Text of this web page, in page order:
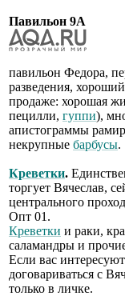
Павильон 9А
павильон Федора,
разведения,
продаже: хорошая
пецилли, гуппи),
апистограммы
некрупные барбусы.
Креветки.
торгует Вячеслав,
центрального
Опт 01.
Креветки и раки,
саламандры и
Если вас
договариваться с
только в личке.